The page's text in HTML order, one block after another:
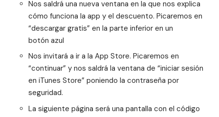
Nos saldrá una nueva ventana en la que nos explica
cómo funciona la app y el descuento. Picaremos en
“descargar gratis” en la parte inferior en un
botón azul
Nos invitará a ir a la App Store. Picaremos en
“continuar” y nos saldrá la ventana de “iniciar sesión
en iTunes Store” poniendo la contraseña por
seguridad.
La siguiente página será una pantalla con el código